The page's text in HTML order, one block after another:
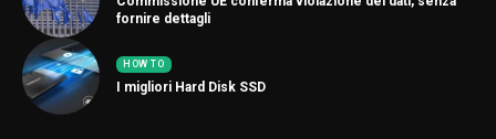
fornire dettagli
HOW TO
I migliori Hard Disk SSD